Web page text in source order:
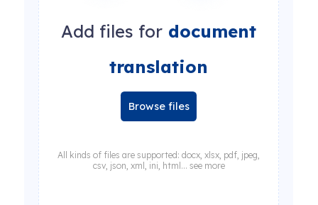
Add files for document
translation
Browse files
All kinds of files are supported: docx, xlsx, pdf, jpeg,
csv, json, xml, ini, html... see more